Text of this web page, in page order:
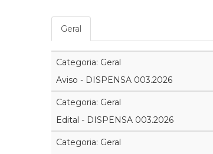
Geral
Categoria: Geral
Aviso - DISPENSA 003.2026
Categoria: Geral
Edital - DISPENSA 003.2026
Categoria: Geral